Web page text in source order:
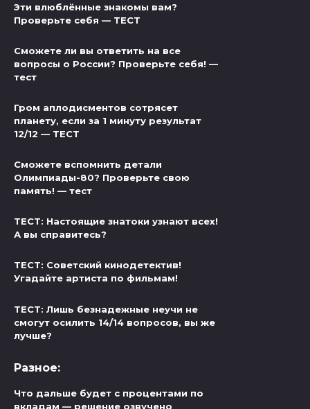
Эти влюблённые знакомы вам?
Проверьте себя — ТЕСТ
Сможете ли вы ответить на все
вопросы о России? Проверьте себя! —
тест
Гром аплодисментов сотрясет
планету, если за 1 минуту результат
12/12 — ТЕСТ
Сможете вспомнить детали
Олимпиады-80? Проверьте свою
память! — тест
ТЕСТ: Настоящие знатоки узнают всех!
А вы справитесь?
ТЕСТ: Советский кинодетектив!
Угадайте артиста по фильмам!
ТЕСТ: Лишь безнадежные неучи не
смогут осилить 14/14 вопросов, вы же
лучше?
Разное:
Что дальше будет с процентами по
вкладам — решение озвучено